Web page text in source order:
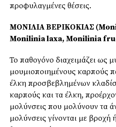
προφυλαγμένες θέσεις.
ΜΟΝΙΛΙΑ ΒΕΡΙΚΟΚΙΑΣ
Monilinia laxa, Monilinia
Το παθογόνο διαχειμάζει ως
μουμιοποιημένους καρπούς
έλκη προσβεβλημένων
καρπούς και τα έλκη,
μολύνσεις που μολύνουν τα
μολύνσεις γίνονται με